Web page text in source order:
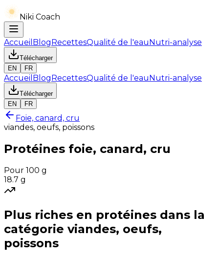
Niki Coach
Accueil BlogRecettesQualité de l'eauNutri-analyse
Télécharger
EN
FR
Accueil BlogRecettesQualité de l'eauNutri-analyse
Télécharger
EN
FR
Foie, canard, cru
viandes, oeufs, poissons
Protéines foie, canard, cru
Pour 100 g
18.7 g
Plus riches en protéines dans la
catégorie viandes, oeufs,
poissons